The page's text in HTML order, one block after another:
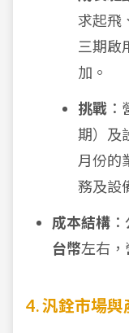
求起飛
三期啟
加。
挑戰
期）及
月份的
務及設
成本結構
台幣左右，
4. 汎銓市場